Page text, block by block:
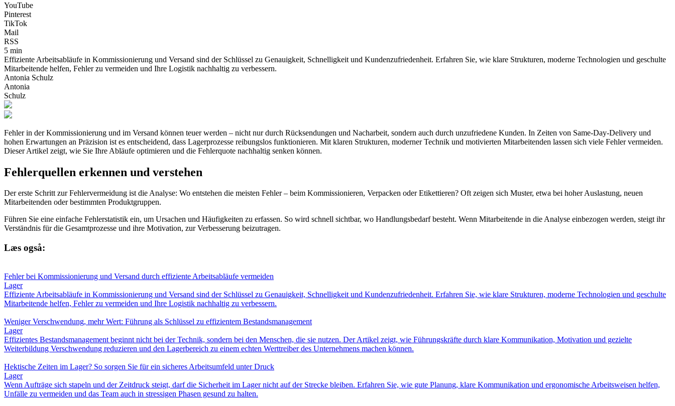
YouTube
Pinterest
TikTok
Mail
RSS
5 min
Effiziente Arbeitsabläufe in Kommissionierung und Versand sind der Schlüssel zu Genauigkeit, Schnelligkeit und Kundenzufriedenheit. Erfahren Sie, wie klare Strukturen, moderne Technologien und geschulte
Mitarbeitende helfen, Fehler zu vermeiden und Ihre Logistik nachhaltig zu verbessern.
Antonia Schulz
Antonia
Schulz
Fehler in der Kommissionierung und im Versand können teuer werden – nicht nur durch Rücksendungen und Nacharbeit, sondern auch durch unzufriedene Kunden. In Zeiten von Same-Day-Delivery und
hohen Erwartungen an Präzision ist es entscheidend, dass Lagerprozesse reibungslos funktionieren. Mit klaren Strukturen, moderner Technik und motivierten Mitarbeitenden lassen sich viele Fehler vermeiden.
Dieser Artikel zeigt, wie Sie Ihre Abläufe optimieren und die Fehlerquote nachhaltig senken können.
Fehlerquellen erkennen und verstehen
Der erste Schritt zur Fehlervermeidung ist die Analyse: Wo entstehen die meisten Fehler – beim Kommissionieren, Verpacken oder Etikettieren? Oft zeigen sich Muster, etwa bei hoher Auslastung, neuen
Mitarbeitenden oder bestimmten Produktgruppen.
Führen Sie eine einfache Fehlerstatistik ein, um Ursachen und Häufigkeiten zu erfassen. So wird schnell sichtbar, wo Handlungsbedarf besteht. Wenn Mitarbeitende in die Analyse einbezogen werden, steigt ihr
Verständnis für die Gesamtprozesse und ihre Motivation, zur Verbesserung beizutragen.
Læs også:
Fehler bei Kommissionierung und Versand durch effiziente Arbeitsabläufe vermeiden
Lager
Effiziente Arbeitsabläufe in Kommissionierung und Versand sind der Schlüssel zu Genauigkeit, Schnelligkeit und Kundenzufriedenheit. Erfahren Sie, wie klare Strukturen, moderne Technologien und geschulte
Mitarbeitende helfen, Fehler zu vermeiden und Ihre Logistik nachhaltig zu verbessern.
Weniger Verschwendung, mehr Wert: Führung als Schlüssel zu effizientem Bestandsmanagement
Lager
Effizientes Bestandsmanagement beginnt nicht bei der Technik, sondern bei den Menschen, die sie nutzen. Der Artikel zeigt, wie Führungskräfte durch klare Kommunikation, Motivation und gezielte
Weiterbildung Verschwendung reduzieren und den Lagerbereich zu einem echten Werttreiber des Unternehmens machen können.
Hektische Zeiten im Lager? So sorgen Sie für ein sicheres Arbeitsumfeld unter Druck
Lager
Wenn Aufträge sich stapeln und der Zeitdruck steigt, darf die Sicherheit im Lager nicht auf der Strecke bleiben. Erfahren Sie, wie gute Planung, klare Kommunikation und ergonomische Arbeitsweisen helfen,
Unfälle zu vermeiden und das Team auch in stressigen Phasen gesund zu halten.